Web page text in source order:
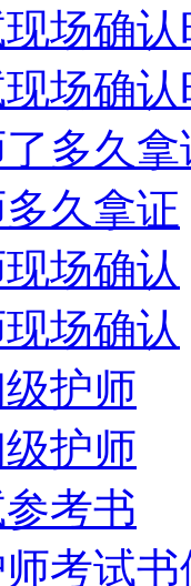
场确认
场确认
多久拿
久拿证
场确认
场确认
护师
护师
考书
考试